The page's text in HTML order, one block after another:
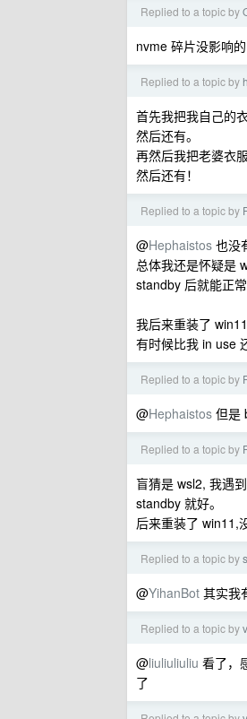
Replied to a topic by
nvme 碎片没影响
Replied to a topic by
首先我把我自己的
然后还有。
再然后我把老婆衣
然后还有！
Replied to a topic by
@Hephaistos 也没
总体我还是怀疑是
standby 后就能正常
我后来重装了
有时候比我 in use
Replied to a topic by
@Hephaistos 但是
Replied to a topic by
盲猜是 wsl2, 我遇
standby 就好。
后来重装了 win11,
Replied to a topic by
@YihanBot 其实我
Replied to a topic by
@liuliuliuliu 看了，
了